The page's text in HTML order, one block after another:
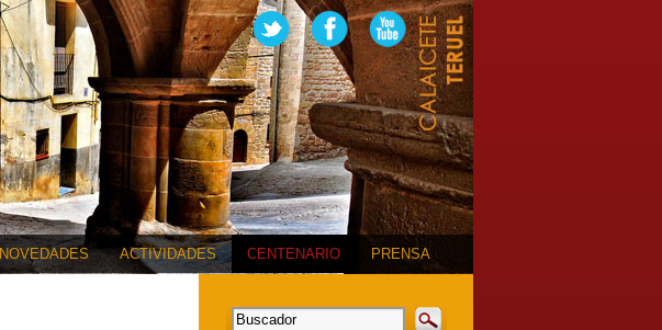
NOVEDADES ACTIVIDADES CENTENARIO PRENSA